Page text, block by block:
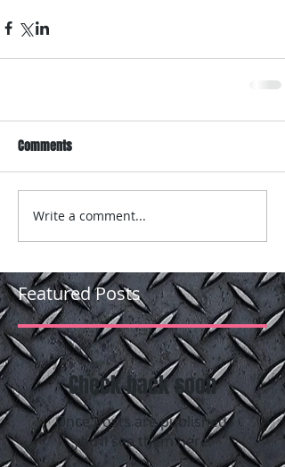
Comments
Write a comment...
Featured Posts
Check back soon
Once posts are published,
you’ll see them here.